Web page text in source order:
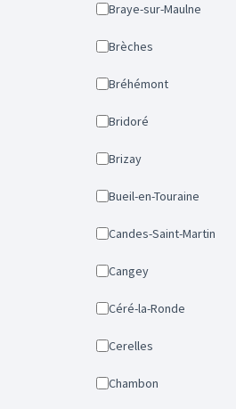
Braye-sur-Maulne
Brèches
Bréhémont
Bridoré
Brizay
Bueil-en-Touraine
Candes-Saint-Martin
Cangey
Céré-la-Ronde
Cerelles
Chambon